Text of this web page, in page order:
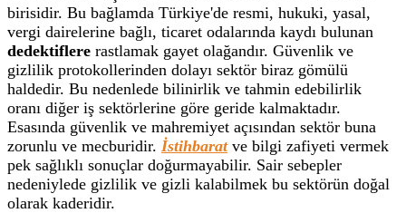
birisidir. Bu bağlamda Türkiye'de resmi, hukuki, yasal,
vergi dairelerine bağlı, ticaret odalarında kaydı bulunan
dedektiflere rastlamak gayet olağandır. Güvenlik ve
gizlilik protokollerinden dolayı sektör biraz gömülü
haldedir. Bu nedenlede bilinirlik ve tahmin edebilirlik
oranı diğer iş sektörlerine göre geride kalmaktadır.
Esasında güvenlik ve mahremiyet açısından sektör buna
zorunlu ve mecburidir. İstihbaratve bilgi zafiyeti vermek
pek sağlıklı sonuçlar doğurmayabilir. Sair sebepler
nedeniylede gizlilik ve gizli kalabilmek bu sektörün doğal
olarak kaderidir.